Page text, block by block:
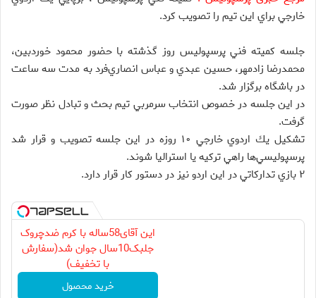
خارجي براي اين تيم را تصويب كرد.
جلسه كميته فني پرسپوليس روز گذشته با حضور محمود خوردبين،
محمدرضا زادمهر، حسين عبدي و عباس انصاري‌فرد به مدت سه ساعت
در باشگاه برگزار شد.
در اين جلسه در خصوص انتخاب سرمربي تيم بحث و تبادل نظر صورت
گرفت.
تشكيل يك اردوي خارجي ۱۰ روزه در اين جلسه تصويب و قرار شد
پرسپوليسي‌ها راهي تركيه يا استراليا شوند.
۲ بازي تداركاتي در اين اردو نيز در دستور كار قرار دارد.
این آقای58ساله با کرم ضدچروک
جلبک10سال جوان شد(سفارش
با تخفیف)
خرید محصول